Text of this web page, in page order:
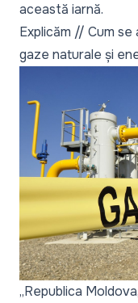
această iarnă.
Explicăm // Cum
gaze naturale și
„Republica